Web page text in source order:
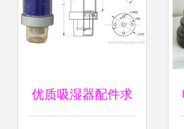
优质吸湿器配件求